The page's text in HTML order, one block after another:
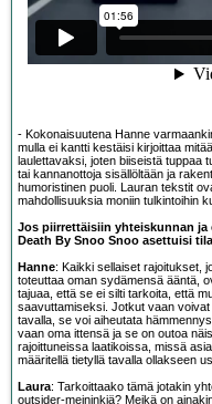
- Kokonaisuutena Hanne
mulla ei kantti kestäisi kirjoittaa
laulettavaksi, joten biiseistä tuppaa
tai kannanottoja sisällöltään ja
humoristinen puoli. Lauran tekstit
mahdollisuuksia moniin tulkintoihin
Jos piirrettäisiin yhteiskunnan ja
Death By Snoo Snoo asettuisi
Hanne: Kaikki sellaiset rajoitukset,
toteuttaa oman sydämensä ääntä,
tajuaa, että se ei silti tarkoita, että
saavuttamiseksi. Jotkut vaan
tavalla, se voi aiheutata
vaan oma ittensä ja se on outoa
rajoittuneissa laatikoissa, missä
määritellä tietyllä tavalla ollakseen
Laura: Tarkoittaako tämä jotakin
outsider-meininkiä? Meikä on